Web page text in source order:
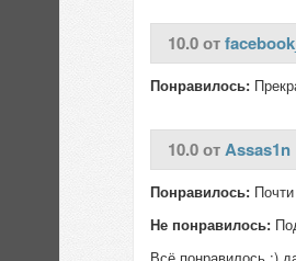
10.0 от
Понравилось:
10.0 отAssas1n
Понравилось:
Не понравилось: